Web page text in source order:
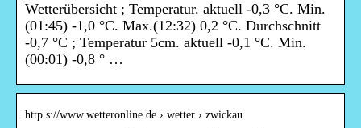
Wetterübersicht ; Temperatur. aktuell -0,3 °C. Min.
(01:45) -1,0 °C. Max.(12:32) 0,2 °C. Durchschnitt
-0,7 °C ; Temperatur 5cm. aktuell -0,1 °C. Min.
(00:01) -0,8 ° …
http s://www.wetteronline.de › wetter › zwickau